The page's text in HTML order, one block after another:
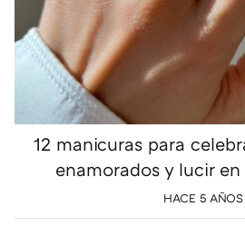
12 manicuras para
enamorados y lucir
HACE 5 AÑOS